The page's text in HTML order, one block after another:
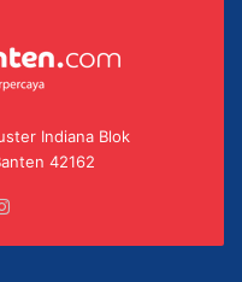
Indiana Blok
42162